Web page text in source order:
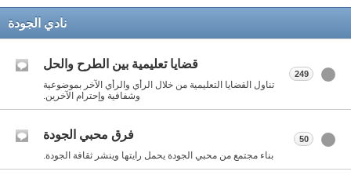
نادي الجودة
قضايا تعليمية بين الطرح والحل
تناول القضايا التعليمية من خلال الرأي والرأي الآخر بموضوعية
وشفافية وإحترام الآخرين.
249
فرق محبي الجودة
بناء مجتمع من محبي الجودة يحمل رايتها وينشر ثقافة الجودة.
50